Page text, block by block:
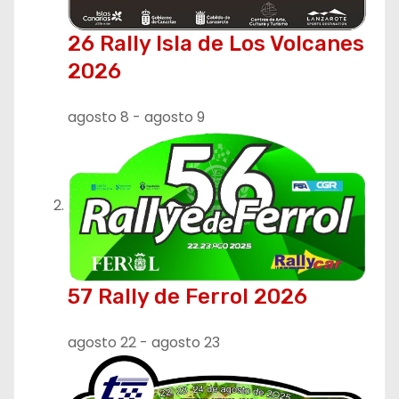
26 Rally Isla de Los Volcanes
2026
agosto 8 - agosto 9
57 Rally de Ferrol 2026
agosto 22 - agosto 23